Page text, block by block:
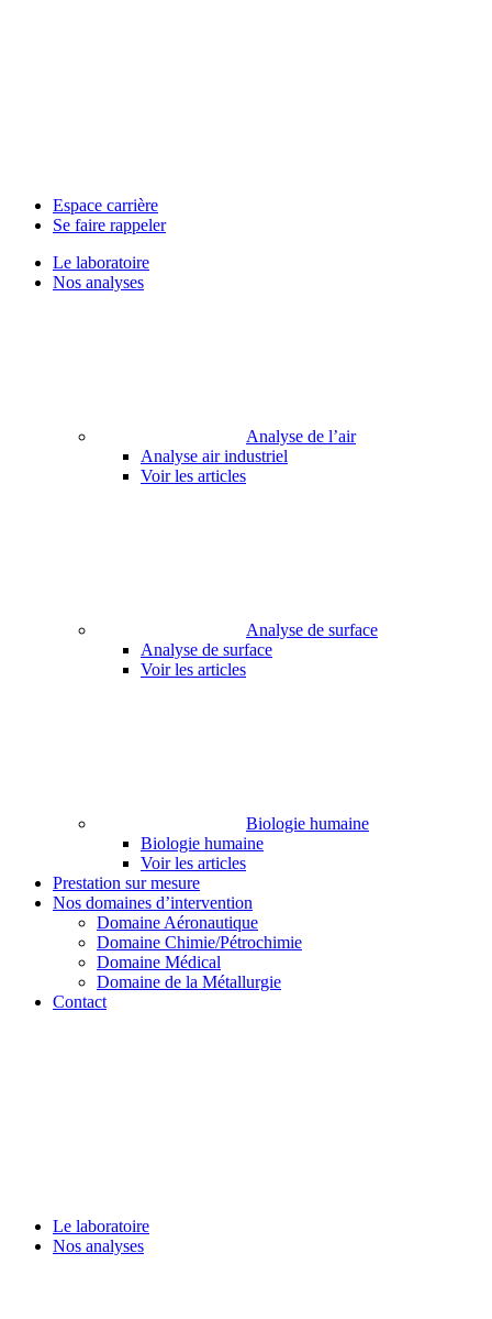
Espace carrière
Se faire rappeler
Le laboratoire
Nos analyses
Analyse de l’air
Analyse air industriel
Voir les articles
Analyse de surface
Analyse de surface
Voir les articles
Biologie humaine
Biologie humaine
Voir les articles
Prestation sur mesure
Nos domaines d’intervention
Domaine Aéronautique
Domaine Chimie/Pétrochimie
Domaine Médical
Domaine de la Métallurgie
Contact
Le laboratoire
Nos analyses